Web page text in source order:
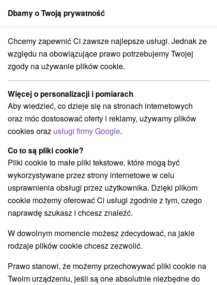
członek grupySorger
na Słowacji Wieże obserwacyjne i chodniki Záhorská nížina
Wieże obserwacyjne i chodniki
Záhorská nížina
Kategorie
Wszystkie kategorie
Zamki, pałace, ruiny
Szlaki winne(1) Pola golfowe
Obiekty architektoniczne (1) Miejsca sakralne(5)
Zamki(3) Sporty(1)
Loty widokowe i rejsy wycieczkowe(1)
Jeziora, jeziora, zbiorniki wodne(2)
Wieże obserwacyjne i chodniki(2)
Atrakcje dla dzieci(2) Muzea i galerie(4)
Atrakcje turystyczne(3) Atrakcje z adrenaliną
Wsie i miasta
Dbamy o Twoją prywatność
Chcemy zapewnić Ci zawsze najlepsze usługi. Jednak ze
względu na obowiązujące prawo potrzebujemy Twojej
zgody na używanie plików cookie.
Więcej o personalizacji i pomiarach
Aby wiedzieć, co dzieje się na stronach internetowych
oraz móc dostosować oferty i reklamy, używamy plików
cookies oraz usługi firmy Google.
Co to są pliki cookie?
Pliki cookie to małe pliki tekstowe, które mogą być
wykorzystywane przez strony internetowe w celu
usprawnienia obsługi przez użytkownika. Dzięki plikom
cookie możemy oferować Ci usługi zgodnie z tym, czego
naprawdę szukasz i chcesz znaleźć.
W dowolnym momencie możesz zdecydować, na jakie
rodzaje plików cookie chcesz zezwolić.
Prawo stanowi, że możemy przechowywać pliki cookie na
Twoim urządzeniu, jeśli są one absolutnie niezbędne do